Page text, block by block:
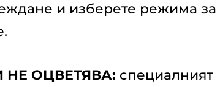
и изберете режима за
НЕ ОЦВЕТЯВА: специалният